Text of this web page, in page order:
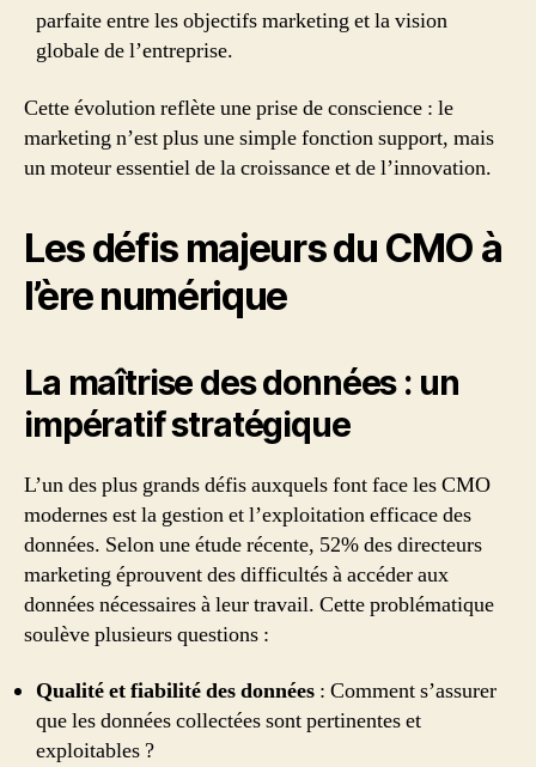
parfaite entre les objectifs marketing et la vision
globale de l’entreprise.
Cette évolution reflète une prise de conscience : le
marketing n’est plus une simple fonction support, mais
un moteur essentiel de la croissance et de l’innovation.
Les défis majeurs du CMO à
l’ère numérique
La maîtrise des données : un
impératif stratégique
L’un des plus grands défis auxquels font face les CMO
modernes est la gestion et l’exploitation efficace des
données. Selon une étude récente, 52% des directeurs
marketing éprouvent des difficultés à accéder aux
données nécessaires à leur travail. Cette problématique
soulève plusieurs questions :
Qualité et fiabilité des données : Comment s’assurer
que les données collectées sont pertinentes et
exploitables ?